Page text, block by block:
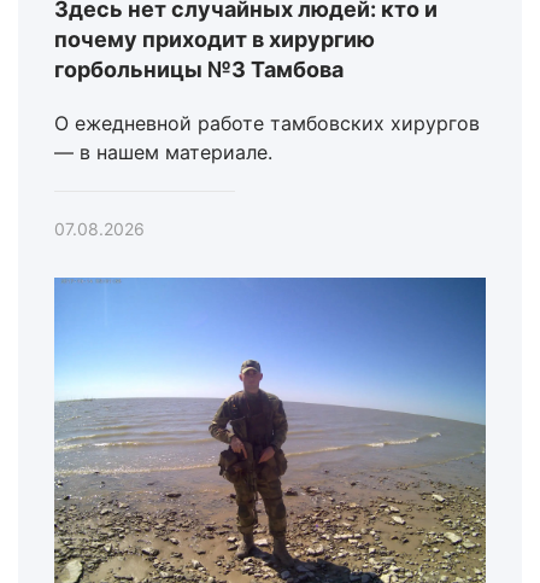
Здесь нет случайных людей: кто и
почему приходит в хирургию
горбольницы №3 Тамбова
О ежедневной работе тамбовских хирургов
— в нашем материале.
07.08.2026